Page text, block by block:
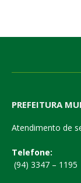
PREFEITURA
Atendimento de
Telefone:
(94) 3347 – 1195